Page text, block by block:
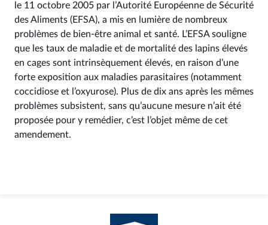
le 11 octobre 2005 par l’Autorité Européenne de Sécurité
des Aliments (EFSA), a mis en lumière de nombreux
problèmes de bien-être animal et santé. L’EFSA souligne
que les taux de maladie et de mortalité des lapins élevés
en cages sont intrinsèquement élevés, en raison d’une
forte exposition aux maladies parasitaires (notamment
coccidiose et l’oxyurose). Plus de dix ans après les mêmes
problèmes subsistent, sans qu’aucune mesure n’ait été
proposée pour y remédier, c’est l’objet même de cet
amendement.